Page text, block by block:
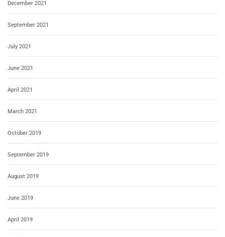
December 2021
September 2021
July 2021
June 2021
April 2021
March 2021
October 2019
September 2019
August 2019
June 2019
April 2019